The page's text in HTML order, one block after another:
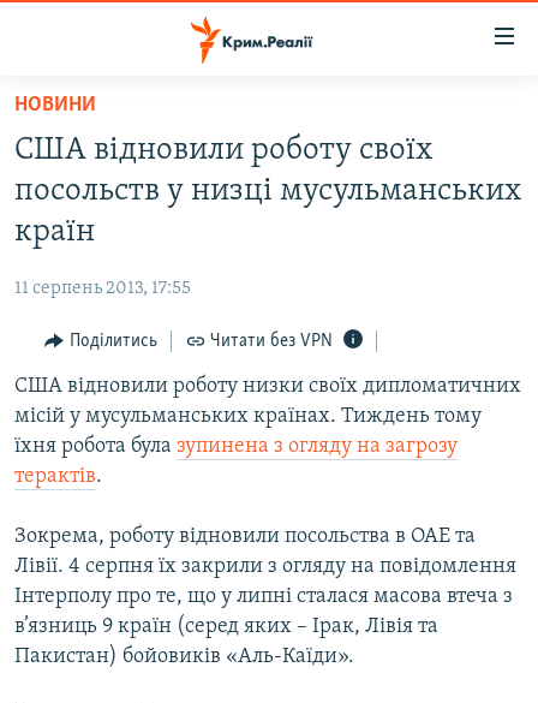
Перейти
основного
матеріалу
Перейти
до
основної
навігації
Перейти
пошуку
ВОДА.КРИМ
ВІДЕО ТА ФОТО
БЛОГИ
ПОГЛЯД
ІНТЕРВ'Ю
ВСЕ ЗА ДЕНЬ
СПЕЦПРОЕКТИ
ВІДЕОУРОКИ «ELIFBE»
СВІДЧЕННЯ ОКУПАЦІЇ
УКРАЇНСЬКА ПРОБЛЕМА КРИМУ
Qırımtatar
НОВИНИ
США відновили роботу своїх
посольств у низці мусульманських
країн
11 серпень 2013, 17:55
Поділитись Читати без VPN
США відновили роботу низки своїх дипломатичних
місій у мусульманських країнах. Тиждень тому
їхня робота була зупинена з огляду на загрозу
терактів.
Зокрема, роботу відновили посольства в ОАЕ та
Лівії. 4 серпня їх закрили з огляду на повідомлення
Інтерполу про те, що у липні сталася масова втеча з
в’язниць 9 країн (серед яких – Ірак, Лівія та
Пакистан) бойовиків «Аль-Каїди».